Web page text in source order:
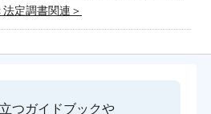
定調書関連＞
つガイドブックや